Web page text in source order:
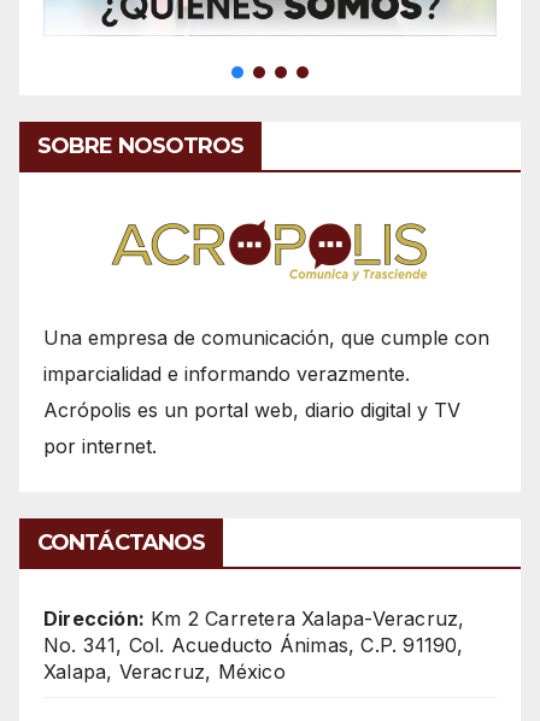
SOBRE NOSOTROS
Una empresa de comunicación, que cumple con
imparcialidad e informando verazmente.
Acrópolis es un portal web, diario digital y TV
por internet.
CONTÁCTANOS
Dirección: Km 2 Carretera Xalapa-Veracruz,
No. 341, Col. Acueducto Ánimas, C.P. 91190,
Xalapa, Veracruz, México